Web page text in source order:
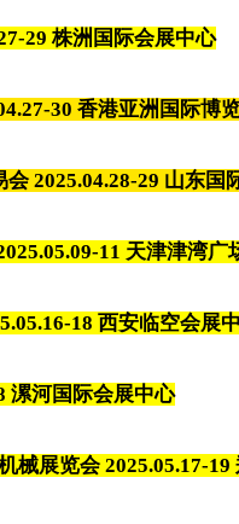
29 株洲国际会展中心
30 香港亚洲国际博
2025.04.28-29 山东国
11 天津津湾广
18 西安临空会展
漯河国际会展中心
械展览会 2025.05.17-